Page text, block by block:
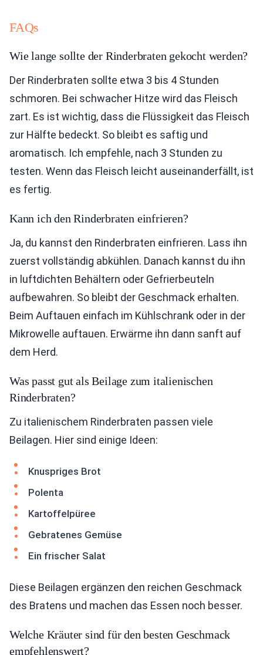
FAQs
Wie lange sollte der Rinderbraten gekocht werden?
Der Rinderbraten sollte etwa 3 bis 4 Stunden
schmoren. Bei schwacher Hitze wird das Fleisch
zart. Es ist wichtig, dass die Flüssigkeit das Fleisch
zur Hälfte bedeckt. So bleibt es saftig und
aromatisch. Ich empfehle, nach 3 Stunden zu
testen. Wenn das Fleisch leicht auseinanderfällt, ist
es fertig.
Kann ich den Rinderbraten einfrieren?
Ja, du kannst den Rinderbraten einfrieren. Lass ihn
zuerst vollständig abkühlen. Danach kannst du ihn
in luftdichten Behältern oder Gefrierbeuteln
aufbewahren. So bleibt der Geschmack erhalten.
Beim Auftauen einfach im Kühlschrank oder in der
Mikrowelle auftauen. Erwärme ihn dann sanft auf
dem Herd.
Was passt gut als Beilage zum italienischen
Rinderbraten?
Zu italienischem Rinderbraten passen viele
Beilagen. Hier sind einige Ideen:
Knuspriges Brot
Polenta
Kartoffelpüree
Gebratenes Gemüse
Ein frischer Salat
Diese Beilagen ergänzen den reichen Geschmack
des Bratens und machen das Essen noch besser.
Welche Kräuter sind für den besten Geschmack
empfehlenswert?